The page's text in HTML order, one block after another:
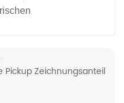
Pickup Zeichnungsanteil